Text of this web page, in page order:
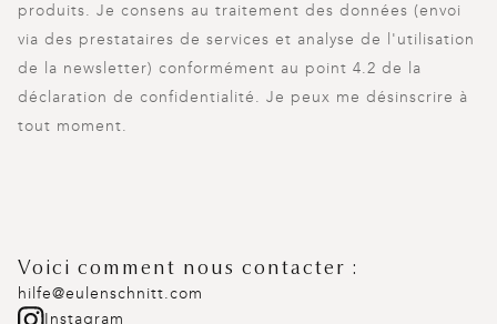
produits. Je consens au traitement des données (envoi
via des prestataires de services et analyse de l'utilisation
de la newsletter) conformément au point 4.2 de la
déclaration de confidentialité. Je peux me désinscrire à
tout moment.
Voici comment nous contacter :
hilfe@eulenschnitt.com
Instagram